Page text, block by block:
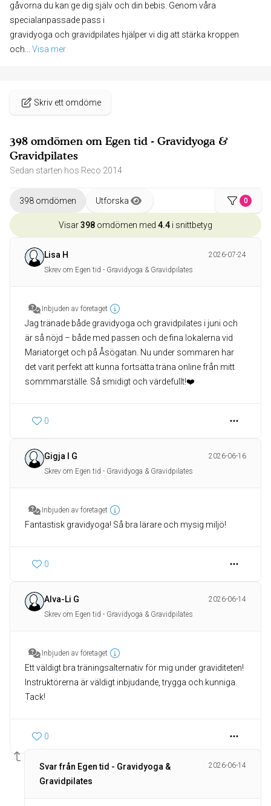
gåvorna du kan ge dig själv och din bebis. Genom våra
specialanpassade pass i
gravidyoga och gravidpilates hjälper vi dig att stärka kroppen
och
Visa mer
Skriv ett omdöme
398 omdömen om Egen tid - Gravidyoga &
Gravidpilates
Sedan starten hos Reco 2014
398 omdömen Utforska 0
Visar398 omdömen med 4.4 i snittbetyg
Lisa H
2026-07-24
Skrev om Egen tid - Gravidyoga & Gravidpilates
Inbjuden av företaget
Jag tränade både gravidyoga och gravidpilates i juni och
är så nöjd – både med passen och de fina lokalerna vid
Mariatorget och på Åsögatan. Nu under sommaren har
det varit perfekt att kunna fortsätta träna online från mitt
sommmarställe. Så smidigt och värdefullt!❤️
0
Gigja I G
2026-06-16
Skrev om Egen tid - Gravidyoga & Gravidpilates
Inbjuden av företaget
Fantastisk gravidyoga! Så bra lärare och mysig miljö!
0
Alva-Li G
2026-06-14
Skrev om Egen tid - Gravidyoga & Gravidpilates
Inbjuden av företaget
Ett väldigt bra träningsalternativ för mig under graviditeten!
Instruktörerna är väldigt inbjudande, trygga och kunniga.
Tack!
0
Svar från Egen tid - Gravidyoga &
Gravidpilates
2026-06-14